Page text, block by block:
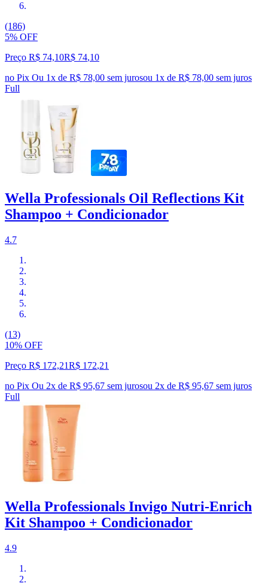
(186)
5% OFF
Preço R$ 74,10R$ 74,10
no Pix Ou 1x de R$ 78,00 sem jurosou 1x de R$ 78,00 sem juros
Full
Wella Professionals Oil Reflections Kit
Shampoo + Condicionador
4.7
(13)
10% OFF
Preço R$ 172,21R$ 172,21
no Pix Ou 2x de R$ 95,67 sem jurosou 2x de R$ 95,67 sem juros
Full
Wella Professionals Invigo Nutri-Enrich
Kit Shampoo + Condicionador
4.9